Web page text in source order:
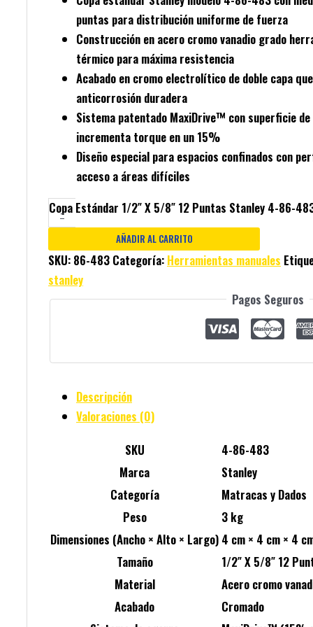
puntas para distribución uniforme de fuerza
Construcción en acero cromo vanadio grado
térmico para máxima resistencia
Acabado en cromo electrolítico de doble capa
anticorrosión duradera
Sistema patentado MaxiDrive™ con superficie
incrementa torque en un 15%
Diseño especial para espacios confinados con
acceso a áreas difíciles
-
Copa Estándar 1/2″ X 5/8″ 12 Puntas Stanley 4-86-
AÑADIR AL CARRITO
SKU: 86-483 Categoría: Herramientas manuales
stanley
Pagos Seguros
Descripción
Valoraciones (0)
SKU
4-86-483
Marca
Stanley
Categoría
Matracas y Dados
Peso
3 kg
Dimensiones (Ancho × Alto × Largo) 4 cm × 4 cm × 4
Tamaño
1/2″ X 5/8″ 12
Material
Acero cromo
Acabado
Cromado